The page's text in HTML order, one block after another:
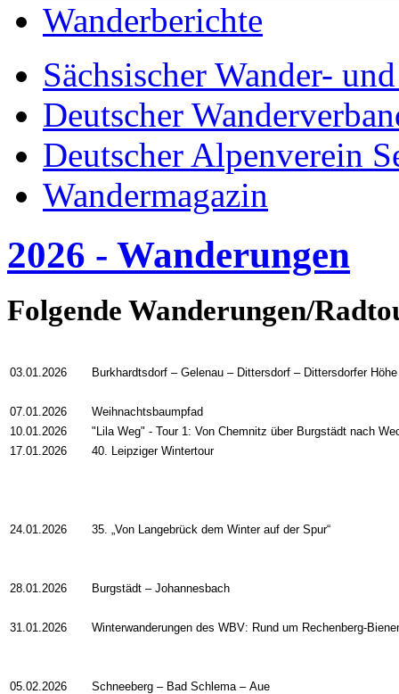
Wanderberichte
Sächsischer Wander-
Deutscher
Deutscher Alpenverein
Wandermagazin
2026 - Wanderungen
Folgende Wanderungen/
03.01.2026 Burkhardtsdorf – Gelenau – Dittersdorf – Dittersdorfer Höhe
07.01.2026
Weihnachtsbaumpfad
10.01.2026
"Lila Weg" - Tour 1: Von Chemnitz über Burgstädt nach
17.01.2026
40. Leipziger Wintertour
24.01.2026 35. „Von Langebrück dem Winter auf der Spur“
28.01.2026 Burgstädt –Johannesbach
31.01.2026 Winterwanderungen des WBV: Rund um Rechenberg-
05.02.2026
Schneeberg – Bad Schlema – Aue